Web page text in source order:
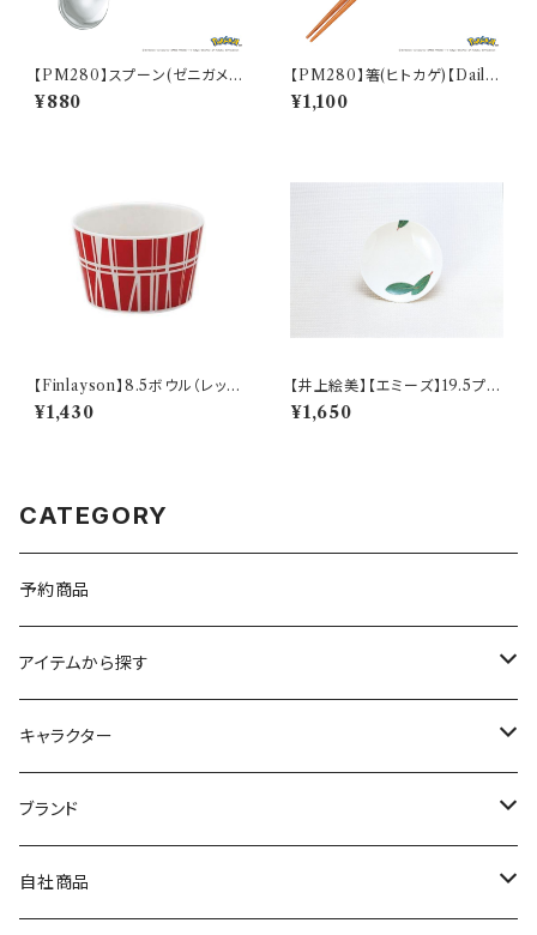
【PM280】スプーン(ゼニガメ)
【Daily Sketch】PM283-850
¥880
【PM280】箸(ヒトカゲ)【Daily
Sketch】PM282-840
¥1,100
【Finlayson】8.5ボウル（レッ
ド）【コロナ】
¥1,430
【井上絵美】【エミーズ】19.5プレ
ート【ベイリーフ】AM20-1-T2
2
¥1,650
CATEGORY
予約商品
アイテムから探す
九谷焼
マグ＆カップ
プレート
キャラクター
ムーミン
80th記念アイテム
MOOMIN ANIMATION
ブランド
LA AMYS(エミーズ)
自社商品